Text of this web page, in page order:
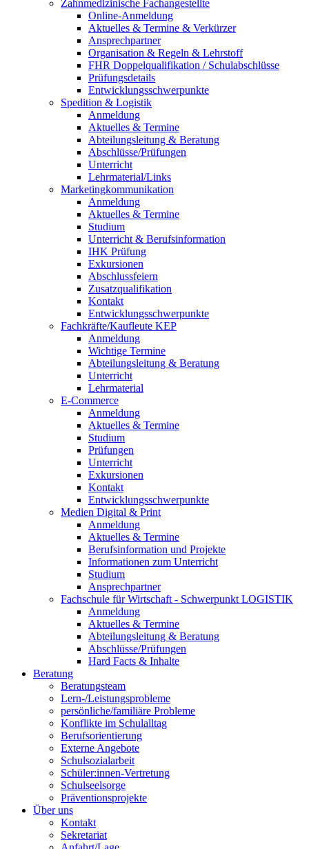
Zahnmedizinische Fachangestellte
Online-Anmeldung
Aktuelles & Termine & Verkürzer
Ansprechpartner
Organisation & Regeln & Lehrstoff
FHR Doppelqualifikation / Schulabschlüsse
Prüfungsdetails
Entwicklungsschwerpunkte
Spedition & Logistik
Anmeldung
Aktuelles & Termine
Abteilungsleitung & Beratung
Abschlüsse/Prüfungen
Unterricht
Lehrmaterial/Links
Marketingkommunikation
Anmeldung
Aktuelles & Termine
Studium
Unterricht & Berufsinformation
IHK Prüfung
Exkursionen
Abschlussfeiern
Zusatzqualifikation
Kontakt
Entwicklungsschwerpunkte
Fachkräfte/Kaufleute KEP
Anmeldung
Wichtige Termine
Abteilungsleitung & Beratung
Unterricht
Lehrmaterial
E-Commerce
Anmeldung
Aktuelles & Termine
Studium
Prüfungen
Unterricht
Exkursionen
Kontakt
Entwicklungsschwerpunkte
Medien Digital & Print
Anmeldung
Aktuelles & Termine
Berufsinformation und Projekte
Informationen zum Unterricht
Studium
Ansprechpartner
Fachschule für Wirtschaft - Schwerpunkt LOGISTIK
Anmeldung
Aktuelles & Termine
Abteilungsleitung & Beratung
Abschlüsse/Prüfungen
Hard Facts & Inhalte
Beratung
Beratungsteam
Lern-/Leistungsprobleme
persönliche/familiäre Probleme
Konflikte im Schulalltag
Berufsorientierung
Externe Angebote
Schulsozialarbeit
Schüler:innen-Vertretung
Schulseelsorge
Präventionsprojekte
Über uns
Kontakt
Sekretariat